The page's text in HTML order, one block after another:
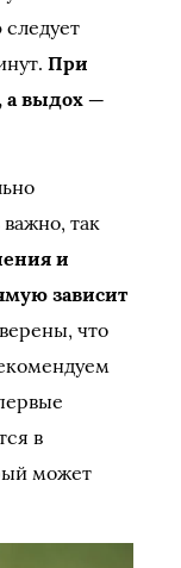
При
а выдох —
так
и
зависит
что
в
может